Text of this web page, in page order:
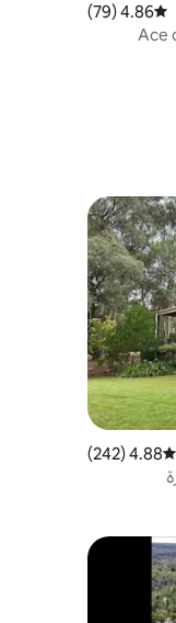
متوسط التقييم 4.86 من 5، 79 مراجعات
4.86 (79)
Ace
متوسط التقييم 4.88 من 5، 242 مراجعات
4.88 (242)